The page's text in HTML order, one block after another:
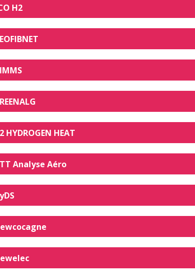
H2
HYDROGEN HEAT
Analyse Aéro